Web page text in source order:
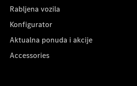
Rabljena vozila
Konfigurator
Aktualna ponuda i akcije
Accessories